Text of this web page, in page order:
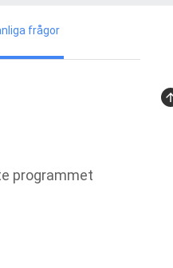
frågor
programmet